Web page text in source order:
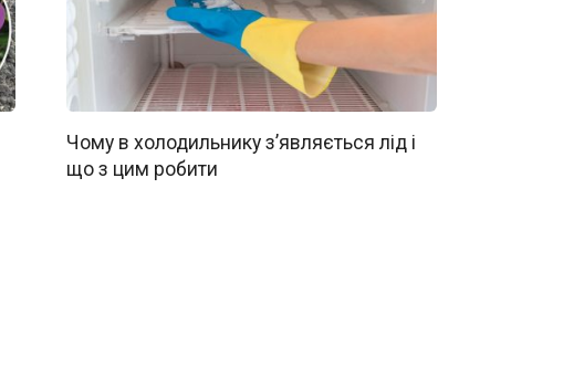
Чому в холодильнику з’являється лід і
що з цим робити